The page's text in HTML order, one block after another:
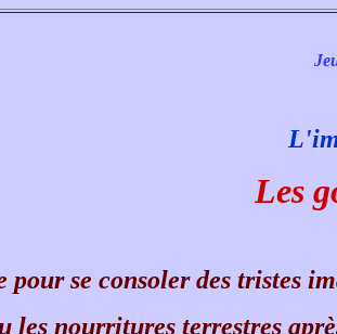
Les
pour se consoler des tristes
les nourritures terrestres